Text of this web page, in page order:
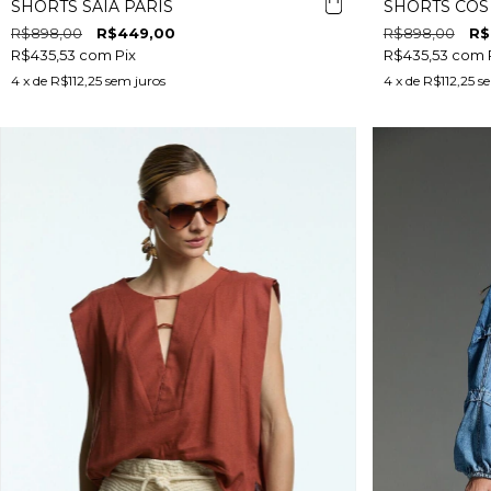
SHORTS SAIA PARIS
R$898,00
R$449,00
R$435,53 com Pix
4 x de R$112,25 sem juros
SHORTS
R$898,00
R$435,53 com
4 x de R$112,25